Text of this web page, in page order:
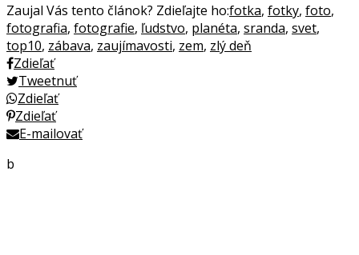
Zaujal Vás tento článok? Zdieľajte ho:fotka, fotky, foto,
fotografia, fotografie, ľudstvo, planéta, sranda, svet,
top10, zábava, zaujímavosti, zem, zlý deň
Zdieľať
Tweetnuť
Zdieľať
Zdieľať
E-mailovať
b